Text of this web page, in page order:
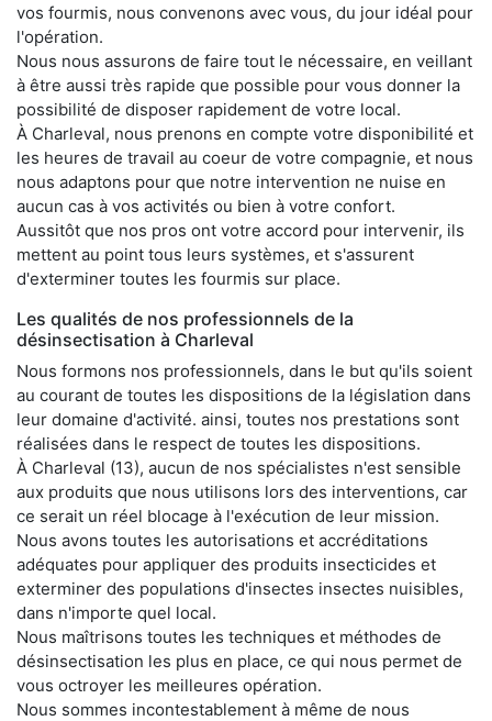
vos fourmis, nous convenons avec vous, du jour idéal pour
l'opération.
Nous nous assurons de faire tout le nécessaire, en veillant
à être aussi très rapide que possible pour vous donner la
possibilité de disposer rapidement de votre local.
À Charleval, nous prenons en compte votre disponibilité et
les heures de travail au coeur de votre compagnie, et nous
nous adaptons pour que notre intervention ne nuise en
aucun cas à vos activités ou bien à votre confort.
Aussitôt que nos pros ont votre accord pour intervenir, ils
mettent au point tous leurs systèmes, et s'assurent
d'exterminer toutes les fourmis sur place.
Les qualités de nos professionnels de la
désinsectisation à Charleval
Nous formons nos professionnels, dans le but qu'ils soient
au courant de toutes les dispositions de la législation dans
leur domaine d'activité. ainsi, toutes nos prestations sont
réalisées dans le respect de toutes les dispositions.
À Charleval (13), aucun de nos spécialistes n'est sensible
aux produits que nous utilisons lors des interventions, car
ce serait un réel blocage à l'exécution de leur mission.
Nous avons toutes les autorisations et accréditations
adéquates pour appliquer des produits insecticides et
exterminer des populations d'insectes insectes nuisibles,
dans n'importe quel local.
Nous maîtrisons toutes les techniques et méthodes de
désinsectisation les plus en place, ce qui nous permet de
vous octroyer les meilleures opération.
Nous sommes incontestablement à même de nous